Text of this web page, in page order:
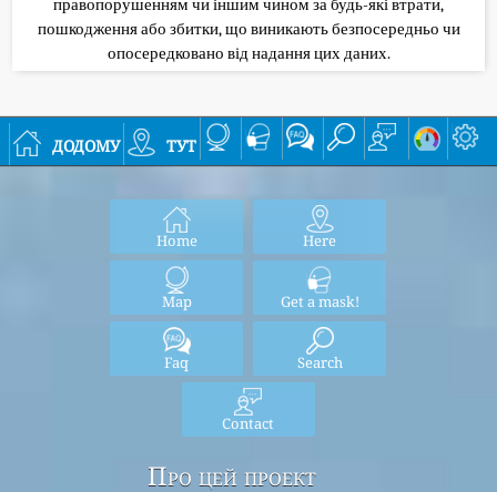
правопорушенням чи іншим чином за будь-які втрати,
пошкодження або збитки, що виникають безпосередньо чи
опосередковано від надання цих даних.
додому тут
Home Here
Map Get a mask!
Faq Search
Contact
Про цей проект